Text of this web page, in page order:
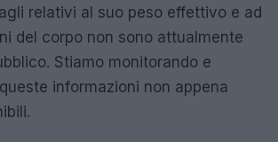
relativi al suo peso effettivo e ad
del corpo non sono attualmente
Stiamo monitorando e
informazioni non appena